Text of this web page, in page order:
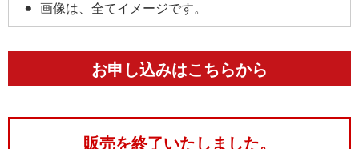
画像は、全てイメージです。
お申し込みはこちらから
販売を終了いたしました。